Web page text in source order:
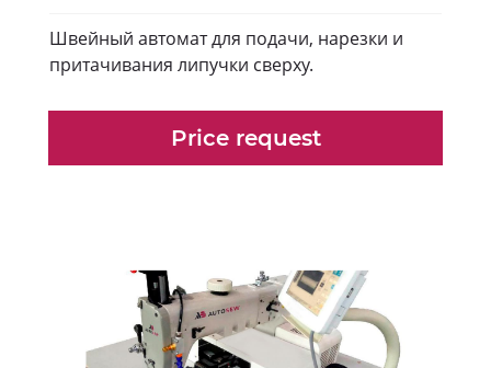
Швейный автомат для подачи, нарезки и
притачивания липучки сверху.
Price request